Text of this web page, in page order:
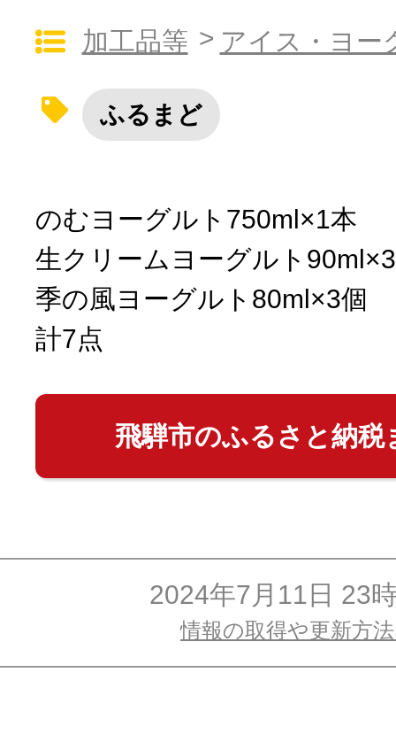
ふるさと納税の基礎知識
自治体直営サイト特集
はじめるバイブルとは
よくあるご質問
加工品等
アイス・ヨー
ふるまど
のむヨーグルト750ml×1本
生クリームヨーグルト
季の風ヨーグルト80ml×3個
計7点
飛騨市のふるさと納税
2024年7月11日 23
情報の取得や更新方